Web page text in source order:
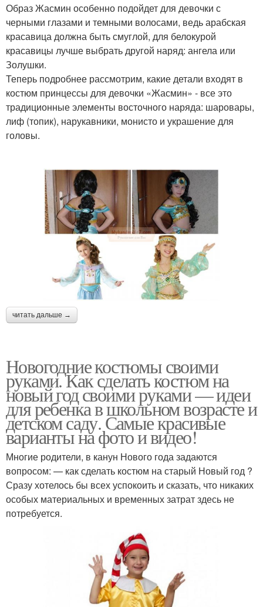
Образ Жасмин особенно подойдет для девочки с
черными глазами и темными волосами, ведь арабская
красавица должна быть смуглой, для белокурой
красавицы лучше выбрать другой наряд: ангела или
Золушки.
Теперь подробнее рассмотрим, какие детали входят в
костюм принцессы для девочки «Жасмин» - все это
традиционные элементы восточного наряда: шаровары,
лиф (топик), нарукавники, монисто и украшение для
головы.
читать дальше →
Новогодние костюмы своими
руками. Как сделать костюм на
новый год своими руками — идеи
для ребенка в школьном возрасте и
детском саду. Самые красивые
варианты на фото и видео!
Многие родители, в канун Нового года задаются
вопросом: — как сделать костюм на старый Новый год ?
Сразу хотелось бы всех успокоить и сказать, что никаких
особых материальных и временных затрат здесь не
потребуется.